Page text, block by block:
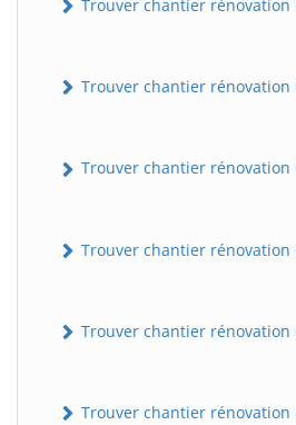
Trouver chantier rénovation
Trouver chantier rénovation
Trouver chantier rénovation
Trouver chantier rénovation
Trouver chantier rénovation
Trouver chantier rénovation